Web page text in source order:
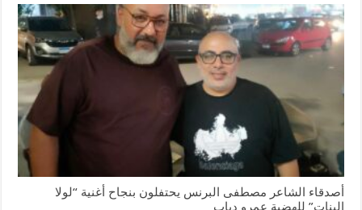
أصدقاء الشاعر مصطفى البرنس يحتفلون بنجاح أغنية “لولا